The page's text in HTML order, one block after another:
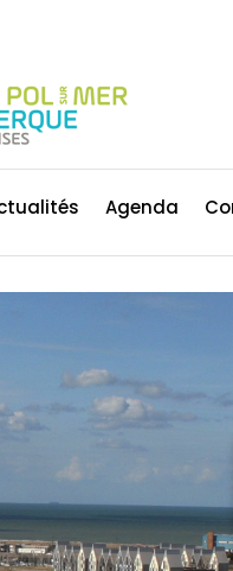
Agenda